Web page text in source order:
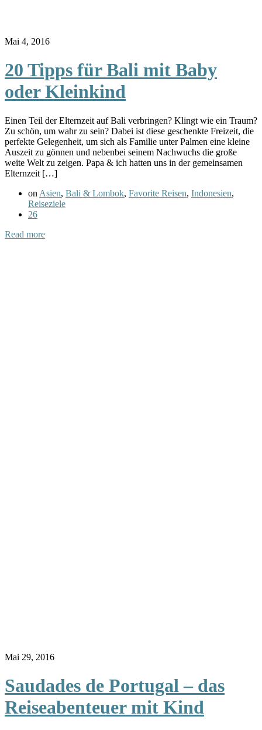
Mai 4, 2016
20 Tipps für Bali mit Baby
oder Kleinkind
Einen Teil der Elternzeit auf Bali verbringen? Klingt wie ein Traum?
Zu schön, um wahr zu sein? Dabei ist diese geschenkte Freizeit, die
perfekte Gelegenheit, um sich als Familie unter Palmen eine kleine
Auszeit zu gönnen und nebenbei seinem Nachwuchs die große
weite Welt zu zeigen. Papa & ich hatten uns in der gemeinsamen
Elternzeit […]
on Asien, Bali & Lombok, Favorite Reisen, Indonesien,
Reiseziele
26
Read more
Mai 29, 2016
Saudades de Portugal – das
Reiseabenteuer mit Kind